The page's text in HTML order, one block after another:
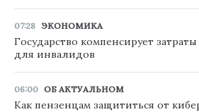
07:28 ЭКОНОМИКА
Государство компенсирует
для инвалидов
06:00 ОБ АКТУАЛЬНОМ
Как пензенцам защититься от